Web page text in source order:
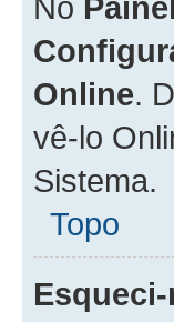
Online.
vê-lo
Sistema.
Topo